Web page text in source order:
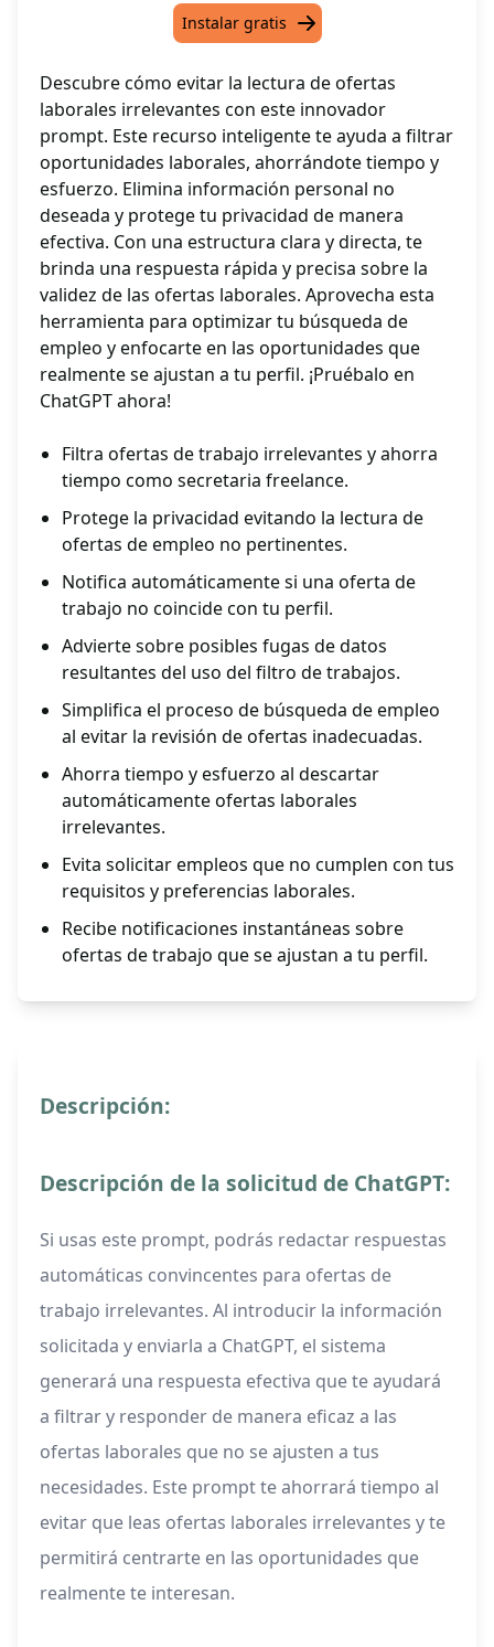
Instalar gratis
Descubre cómo evitar la lectura de ofertas
laborales irrelevantes con este innovador
prompt. Este recurso inteligente te ayuda a filtrar
oportunidades laborales, ahorrándote tiempo y
esfuerzo. Elimina información personal no
deseada y protege tu privacidad de manera
efectiva. Con una estructura clara y directa, te
brinda una respuesta rápida y precisa sobre la
validez de las ofertas laborales. Aprovecha esta
herramienta para optimizar tu búsqueda de
empleo y enfocarte en las oportunidades que
realmente se ajustan a tu perfil. ¡Pruébalo en
ChatGPT ahora!
Filtra ofertas de trabajo irrelevantes y ahorra
tiempo como secretaria freelance.
Protege la privacidad evitando la lectura de
ofertas de empleo no pertinentes.
Notifica automáticamente si una oferta de
trabajo no coincide con tu perfil.
Advierte sobre posibles fugas de datos
resultantes del uso del filtro de trabajos.
Simplifica el proceso de búsqueda de empleo
al evitar la revisión de ofertas inadecuadas.
Ahorra tiempo y esfuerzo al descartar
automáticamente ofertas laborales
irrelevantes.
Evita solicitar empleos que no cumplen con tus
requisitos y preferencias laborales.
Recibe notificaciones instantáneas sobre
ofertas de trabajo que se ajustan a tu perfil.
Descripción:
Descripción de la solicitud de ChatGPT:
Si usas este prompt, podrás redactar respuestas
automáticas convincentes para ofertas de
trabajo irrelevantes. Al introducir la información
solicitada y enviarla a ChatGPT, el sistema
generará una respuesta efectiva que te ayudará
a filtrar y responder de manera eficaz a las
ofertas laborales que no se ajusten a tus
necesidades. Este prompt te ahorrará tiempo al
evitar que leas ofertas laborales irrelevantes y te
permitirá centrarte en las oportunidades que
realmente te interesan.